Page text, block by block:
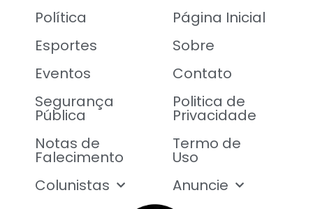
Política
Esportes
Eventos
Segurança
Pública
Notas de
Falecimento
Colunistas
Página Inicial
Sobre
Contato
Politica de
Privacidade
Termo de
Uso
Anuncie